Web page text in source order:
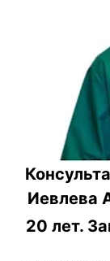
Иевлева
20 лет.